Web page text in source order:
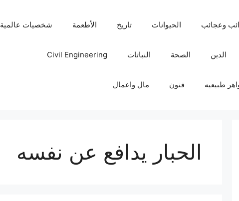
وعجائب الحيوانات تاريخ الأطعمة شخصيات عالمية
الدين الصحة النباتات Civil Engineering
طبيعيه فنون مال واعمال
الحبار يدافع عن نفسه